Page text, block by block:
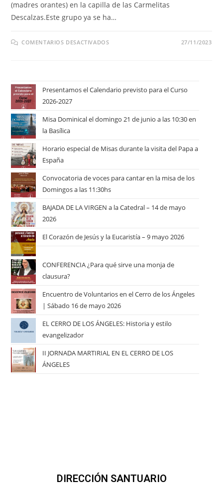
(madres orantes) en la capilla de las Carmelitas
Descalzas.Este grupo ya se ha…
COMENTARIOS DESACTIVADOS 27/11/2023
Presentamos el Calendario previsto para el Curso
2026-2027
Misa Dominical el domingo 21 de junio a las 10:30 en
la Basílica
Horario especial de Misas durante la visita del Papa a
España
Convocatoria de voces para cantar en la misa de los
Domingos a las 11:30hs
BAJADA DE LA VIRGEN a la Catedral – 14 de mayo
2026
El Corazón de Jesús y la Eucaristía – 9 mayo 2026
CONFERENCIA ¿Para qué sirve una monja de
clausura?
Encuentro de Voluntarios en el Cerro de los Ángeles
| Sábado 16 de mayo 2026
EL CERRO DE LOS ÁNGELES: Historia y estilo
evangelizador
II JORNADA MARTIRIAL EN EL CERRO DE LOS
ÁNGELES
DIRECCIÓN SANTUARIO